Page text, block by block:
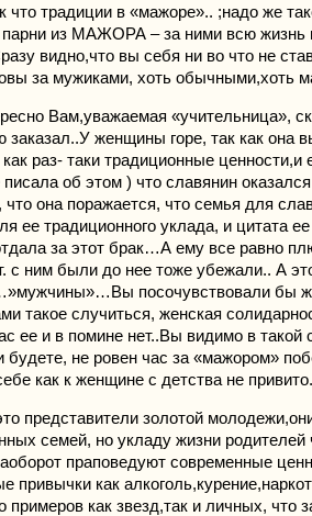
что традиции в «мажоре».. ;надо же
парни из МАЖОРА – за ними всю жизнь
видно,что вы себя ни во что не
за мужиками, хоть обычными,хоть
Вам,уважаемая «учительница»,
заказал..У женщины горе, так как она
раз- таки традиционные ценности,и
об этом ) что славянин
она поражается, что семья для
ее традиционного уклада, и цитата
за этот брак…А ему все равно
с ним были до нее тоже убежали.. А
посочувствовали бы
такое случиться, женская
ее и в помине нет..Вы видимо в такой
будете, не ровен час за «мажором»
как к женщине с детства не
представители золотой
семей, но укладу жизни родителей
праповедуют современные
привычки как
примеров как звезд,так и личных, что